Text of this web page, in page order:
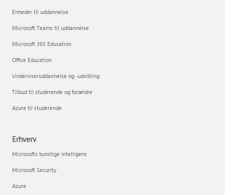
Enheder til uddannelse
Microsoft Teams til uddannelse
Microsoft 365 Education
Office Education
Underviseruddannelse og -udvikling
Tilbud til studerende og forældre
Azure til studerende
Erhverv
Microsofts kunstige intelligens
Microsoft Security
Azure